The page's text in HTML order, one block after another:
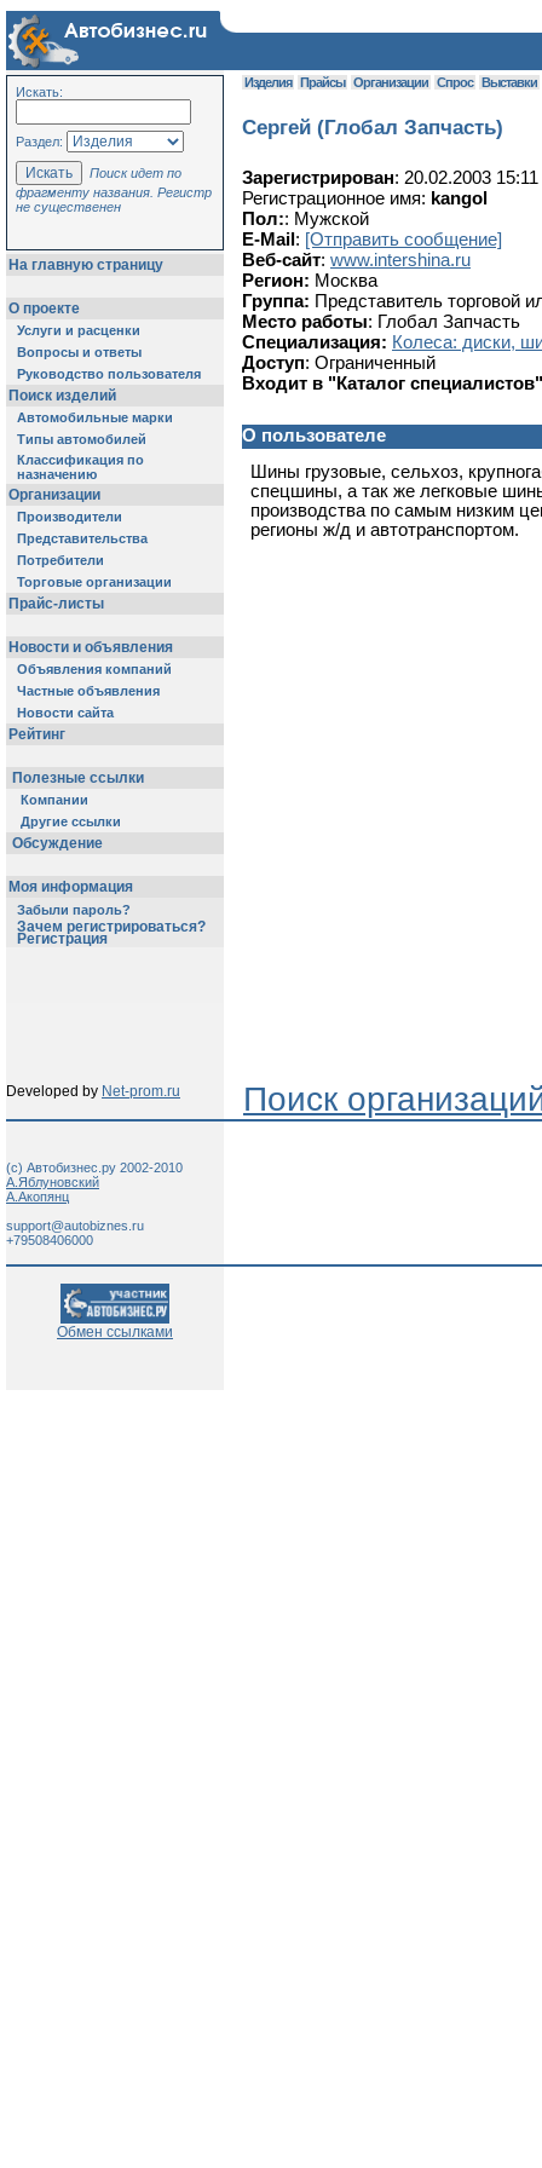
Искать:
Раздел:
Поиск идет по
фрагменту названия. Регистр
не существенен
На главную страницу
О проекте
Услуги и расценки
Вопросы и ответы
Руководство пользователя
Поиск изделий
Автомобильные марки
Типы автомобилей
Классификация по
назначению
Организации
Производители
Представительства
Потребители
Торговые организации
Прайс-листы
Новости и объявления
Объявления компаний
Частные объявления
Новости сайта
Рейтинг
Полезные ссылки
Компании
Другие ссылки
Обсуждение
Моя информация
Забыли пароль?
Зачем регистрироваться?
Регистрация
Изделия Прайсы Организации Спрос Выставки
Сергей (Глобал Запчасть)
Зарегистрирован: 20.02.2003 15:11
Регистрационное имя: kangol
Пол:: Мужской
E-Mail: [Отправить сообщение]
Веб-сайт: www.intershina.ru
Регион: Москва
Группа: Представитель торговой
Место работы: Глобал Запчасть
Специализация: Колеса: диски,
Доступ: Ограниченный
Входит в "Каталог специалистов"
О пользователе
Шины грузовые, сельхоз,
спецшины, а так же легковые
производства по самым низким
регионы ж/д и автотранспортом.
Developed by Net-prom.ru Поиск
(c) Автобизнес.ру 2002-2010
А.Яблуновский
А.Акопянц
support@autobiznes.ru
+79508406000
Обмен ссылками